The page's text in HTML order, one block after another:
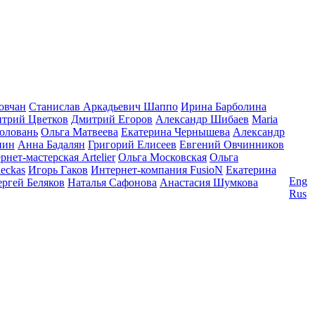
Станислав Аркадьевич Шаппо Ирина Барболина
Цветков Дмитрий Егоров Александр Шибаев Maria
Ольга Матвеева Екатерина Чернышева Александр
Анна Бадалян Григорий Елисеев Евгений Овчинников
мастерская Artelier Ольга Московская Ольга
Игорь Гаков Интернет-компания FusioN Екатерина
Беляков Наталья Сафонова Анастасия Шумкова
Eng
Rus